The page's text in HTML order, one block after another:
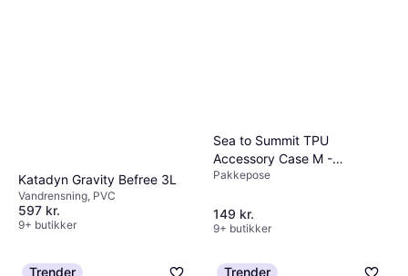
Katadyn Gravity Befree 3L
Vandrensning, PVC
597 kr.
9+ butikker
Sea to Summit TPU
Accessory Case M -
Transparent
Pakkepose
149 kr.
9+ butikker
Trender Trender